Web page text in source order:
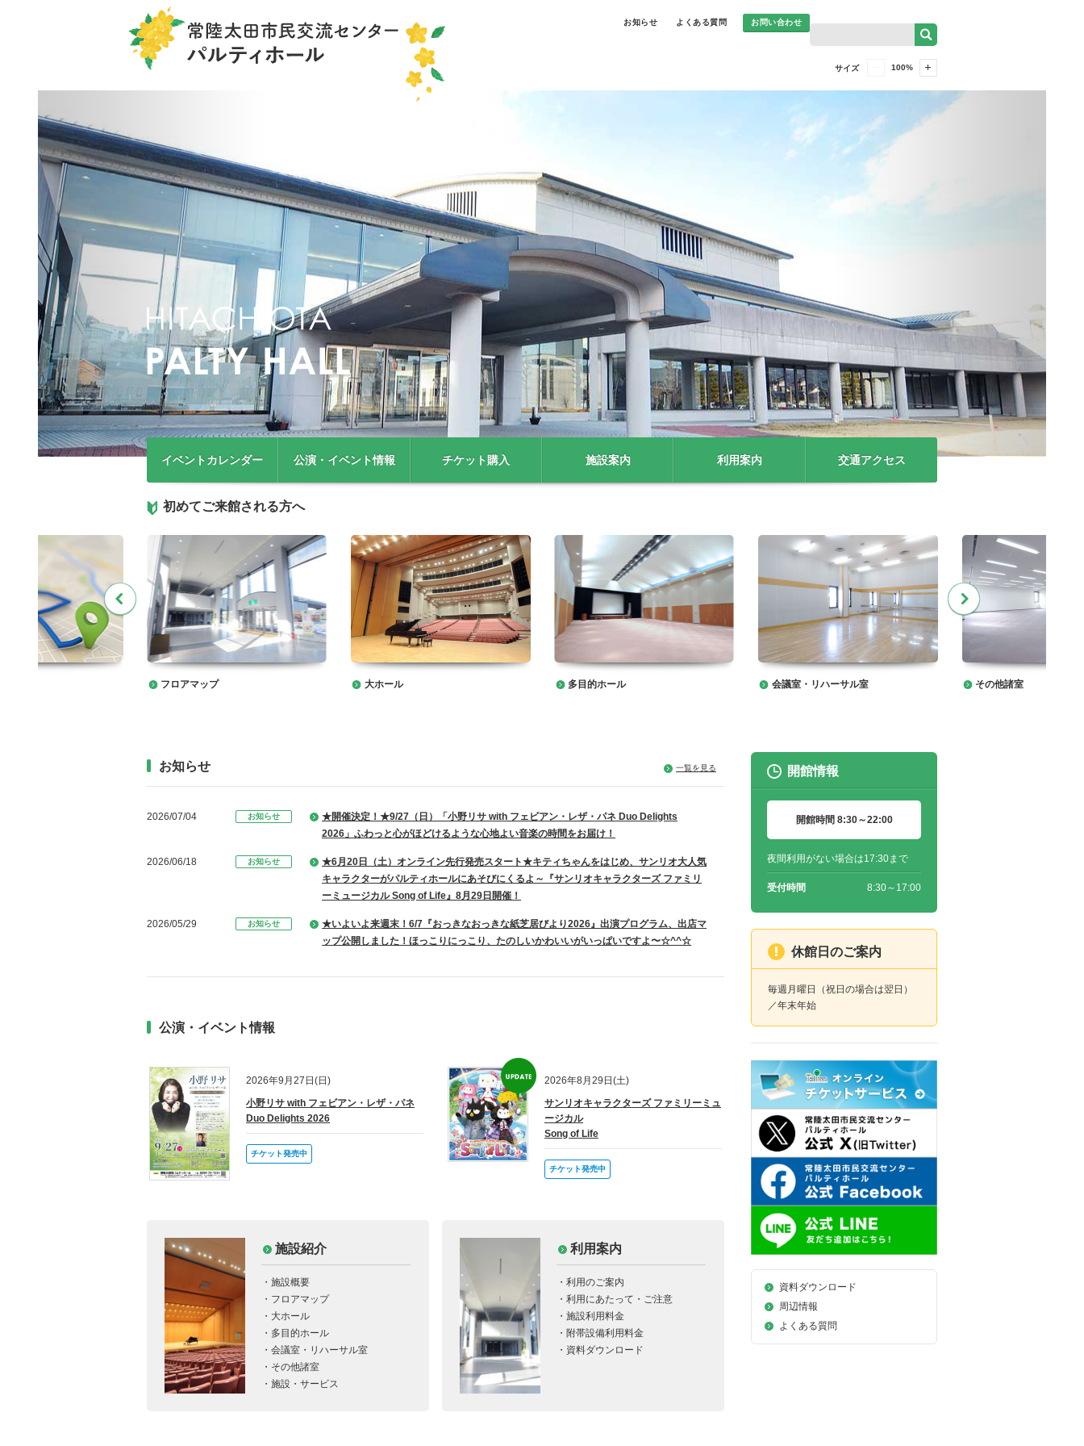
お知らせ よくある質問 お問い合わせ
サイズ 100%
イベントカレンダー 公演・イベント情報 チケット購入 施設案内 利用案内 交通アクセス
初めてご来館される方へ
フロアマップ 大ホール 多目的ホール 会議室・リハーサル室 その他諸室
お知らせ 一覧を見る
2026/07/04 お知らせ
★開催決定！★9/27（日）「小野リサ with フェビアン・レザ・パネ Duo Delights
2026」ふわっと心がほどけるような心地よい音楽の時間をお届け！
2026/06/18 お知らせ
★6月20日（土）オンライン先行発売スタート★キティちゃんをはじめ、サンリオ大人気
キャラクターがパルティホールにあそびにくるよ～『サンリオキャラクターズ ファミリ
ーミュージカル Song of Life』8月29日開催！
2026/05/29 お知らせ
★いよいよ来週末！6/7『おっきなおっきな紙芝居びより2026』出演プログラム、出店マ
ップ公開しました！ほっこりにっこり、たのしいかわいいがいっぱいですよ〜☆^^☆
2026/04/04 お知らせ
★開催決定★7/5（日）「鐵百合奈ピアノ・リサイタル」繊細かつ情熱的な音色の響きと
表現力で多くの人の心を引き付ける、いま注目のピアニスト鐵百合奈が常陸太田初登
場！
2026/03/14
★グランドピアノ開放★4/29（水・祝）、5/2（土）、5/3（日）開催決定！オンラインで
2026/03/10
が常陸太田に！
★2月15日（日）10時から当日券を発売します★空があるまち音楽フェス2026「マシコ
公演・イベント情報
2026年9月27日(日)
小野リサ with フェビアン・レザ・パネ
Duo Delights 2026
チケット発売中
2026年8月29日(土)
サンリオキャラクターズ ファミリーミュ
ージカル
Song of Life
チケット発売中
施設紹介
施設概要
フロアマップ
大ホール
多目的ホール
会議室・リハーサル室
その他諸室
施設・サービス
利用案内
利用のご案内
利用にあたって・ご注意
施設利用料金
附帯設備利用料金
資料ダウンロード
開館情報
開館時間 8:30～22:00
夜間利用がない場合は17:30まで
受付時間 8:30～17:00
休館日のご案内
毎週月曜日（祝日の場合は翌日）
／年末年始
資料ダウンロード
周辺情報
よくある質問